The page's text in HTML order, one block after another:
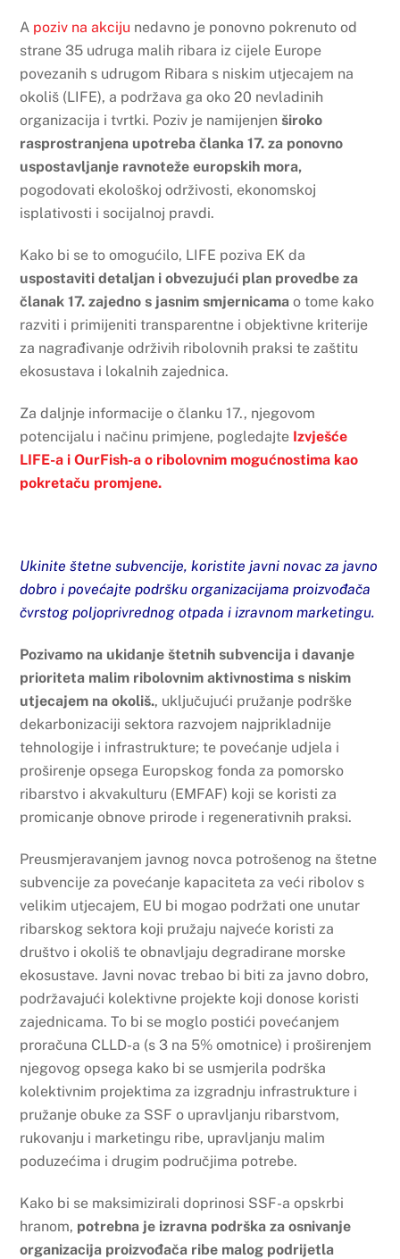
A poziv na akciju nedavno je ponovno pokrenuto od
strane 35 udruga malih ribara iz cijele Europe
povezanih s udrugom Ribara s niskim utjecajem na
okoliš (LIFE), a podržava ga oko 20 nevladinih
organizacija i tvrtki. Poziv je namijenjenširoko
rasprostranjena upotreba članka 17. za ponovno
uspostavljanje ravnoteže europskih mora,
pogodovati ekološkoj održivosti, ekonomskoj
isplativosti i socijalnoj pravdi.
Kako bi se to omogućilo, LIFE poziva EK da
uspostaviti detaljan i obvezujući plan provedbe za
članak 17. zajedno s jasnim smjernicama o tome kako
razviti i primijeniti transparentne i objektivne kriterije
za nagrađivanje održivih ribolovnih praksi te zaštitu
ekosustava i lokalnih zajednica.
Za daljnje informacije o članku 17., njegovom
potencijalu i načinu primjene, pogledajte Izvješće
LIFE-a i OurFish-a o ribolovnim mogućnostima kao
pokretaču promjene.
Ukinite štetne subvencije, koristite javni novac za javno
dobro i povećajte podršku organizacijama proizvođača
čvrstog poljoprivrednog otpada i izravnom marketingu.
Pozivamo na ukidanje štetnih subvencija i davanje
prioriteta malim ribolovnim aktivnostima s niskim
utjecajem na okoliš., uključujući pružanje podrške
dekarbonizaciji sektora razvojem najprikladnije
tehnologije i infrastrukture; te povećanje udjela i
proširenje opsega Europskog fonda za pomorsko
ribarstvo i akvakulturu (EMFAF) koji se koristi za
promicanje obnove prirode i regenerativnih praksi.
Preusmjeravanjem javnog novca potrošenog na štetne
subvencije za povećanje kapaciteta za veći ribolov s
velikim utjecajem, EU bi mogao podržati one unutar
ribarskog sektora koji pružaju najveće koristi za
društvo i okoliš te obnavljaju degradirane morske
ekosustave. Javni novac trebao bi biti za javno dobro,
podržavajući kolektivne projekte koji donose koristi
zajednicama. To bi se moglo postići povećanjem
proračuna CLLD-a (s 3 na 5% omotnice) i proširenjem
njegovog opsega kako bi se usmjerila podrška
kolektivnim projektima za izgradnju infrastrukture i
pružanje obuke za SSF o upravljanju ribarstvom,
rukovanju i marketingu ribe, upravljanju malim
poduzećima i drugim područjima potrebe.
Kako bi se maksimizirali doprinosi SSF-a opskrbi
hranom, potrebna je izravna podrška za osnivanje
organizacija proizvođača ribe malog podrijetla